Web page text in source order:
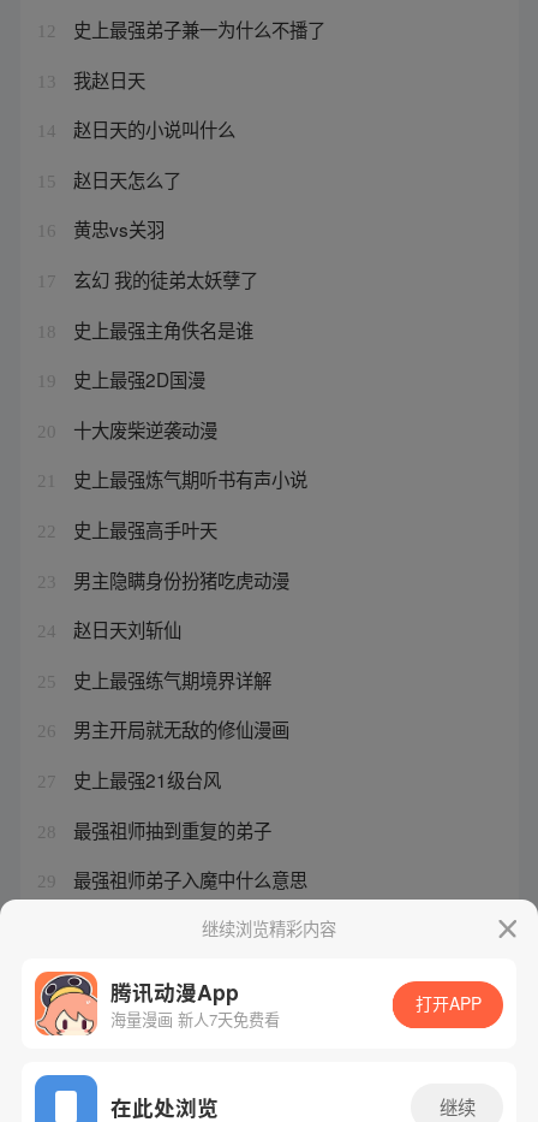
12 史上最强弟子兼一为什么不播了
13 我赵日天
14 赵日天的小说叫什么
15 赵日天怎么了
16 黄忠vs关羽
17 玄幻 我的徒弟太妖孽了
18 史上最强主角佚名是谁
19 史上最强2D国漫
20 十大废柴逆袭动漫
21 史上最强炼气期听书有声小说
22 史上最强高手叶天
23 男主隐瞒身份扮猪吃虎动漫
24 赵日天刘斩仙
25 史上最强练气期境界详解
26 男主开局就无敌的修仙漫画
27 史上最强21级台风
28 最强祖师抽到重复的弟子
29 最强祖师弟子入魔中什么意思
求男主无敌的动漫继续浏览精彩内容
腾讯动漫App
海量漫画 新人7天免费看
打开APP
在此处浏览 继续
网站备案/许可证号：粤B2-20090059-5